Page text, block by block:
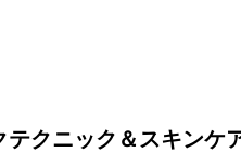
クニック＆スキンケ